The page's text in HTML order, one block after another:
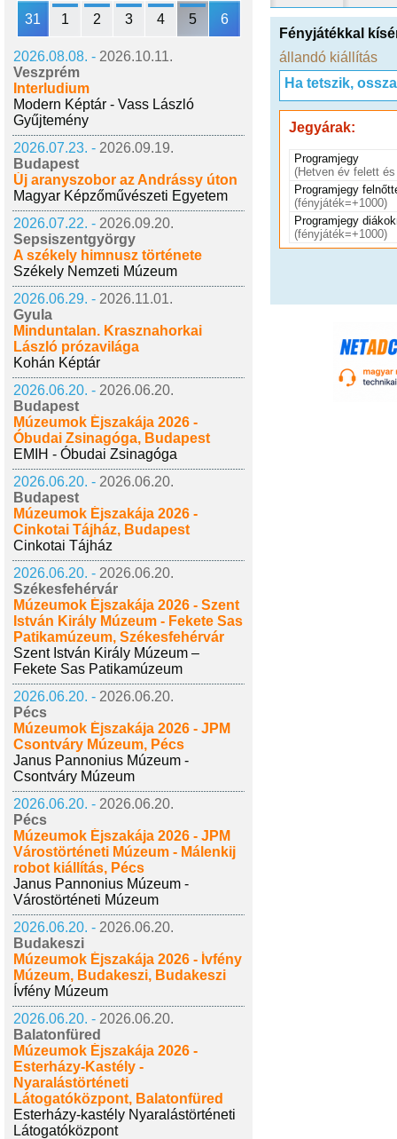
31 1 2 3 4 5 6
2026.08.08. - 2026.10.11.
Veszprém
Interludium
Modern Képtár - Vass László
Gyűjtemény
2026.07.23. - 2026.09.19.
Budapest
Új aranyszobor az Andrássy úton
Magyar Képzőművészeti Egyetem
2026.07.22. - 2026.09.20.
Sepsiszentgyörgy
A székely himnusz története
Székely Nemzeti Múzeum
2026.06.29. - 2026.11.01.
Gyula
Minduntalan. Krasznahorkai
László prózavilága
Kohán Képtár
2026.06.20. - 2026.06.20.
Budapest
Múzeumok Éjszakája 2026 -
Óbudai Zsinagóga, Budapest
EMIH - Óbudai Zsinagóga
2026.06.20. - 2026.06.20.
Budapest
Múzeumok Éjszakája 2026 -
Cinkotai Tájház, Budapest
Cinkotai Tájház
2026.06.20. - 2026.06.20.
Székesfehérvár
Múzeumok Éjszakája 2026 - Szent
István Király Múzeum - Fekete Sas
Patikamúzeum, Székesfehérvár
Szent István Király Múzeum –
Fekete Sas Patikamúzeum
2026.06.20. - 2026.06.20.
Pécs
Múzeumok Éjszakája 2026 - JPM
Csontváry Múzeum, Pécs
Janus Pannonius Múzeum -
Csontváry Múzeum
2026.06.20. - 2026.06.20.
Pécs
Múzeumok Éjszakája 2026 - JPM
Várostörténeti Múzeum - Málenkij
robot kiállítás, Pécs
Janus Pannonius Múzeum -
Várostörténeti Múzeum
2026.06.20. - 2026.06.20.
Budakeszi
Múzeumok Éjszakája 2026 - Ívfény
Múzeum, Budakeszi, Budakeszi
Ívfény Múzeum
2026.06.20. - 2026.06.20.
Balatonfüred
Múzeumok Éjszakája 2026 -
Esterházy-Kastély -
Nyaralástörténeti
Látogatóközpont, Balatonfüred
Esterházy-kastély Nyaralástörténeti
Látogatóközpont
Fényjátékkal
állandó kiállítás
Ha tetszik,
Jegyárak:
Programjegy
(Hetven év felett
Programjegy
(fényjáték=+1000)
Programjegy
(fényjáték=+1000)